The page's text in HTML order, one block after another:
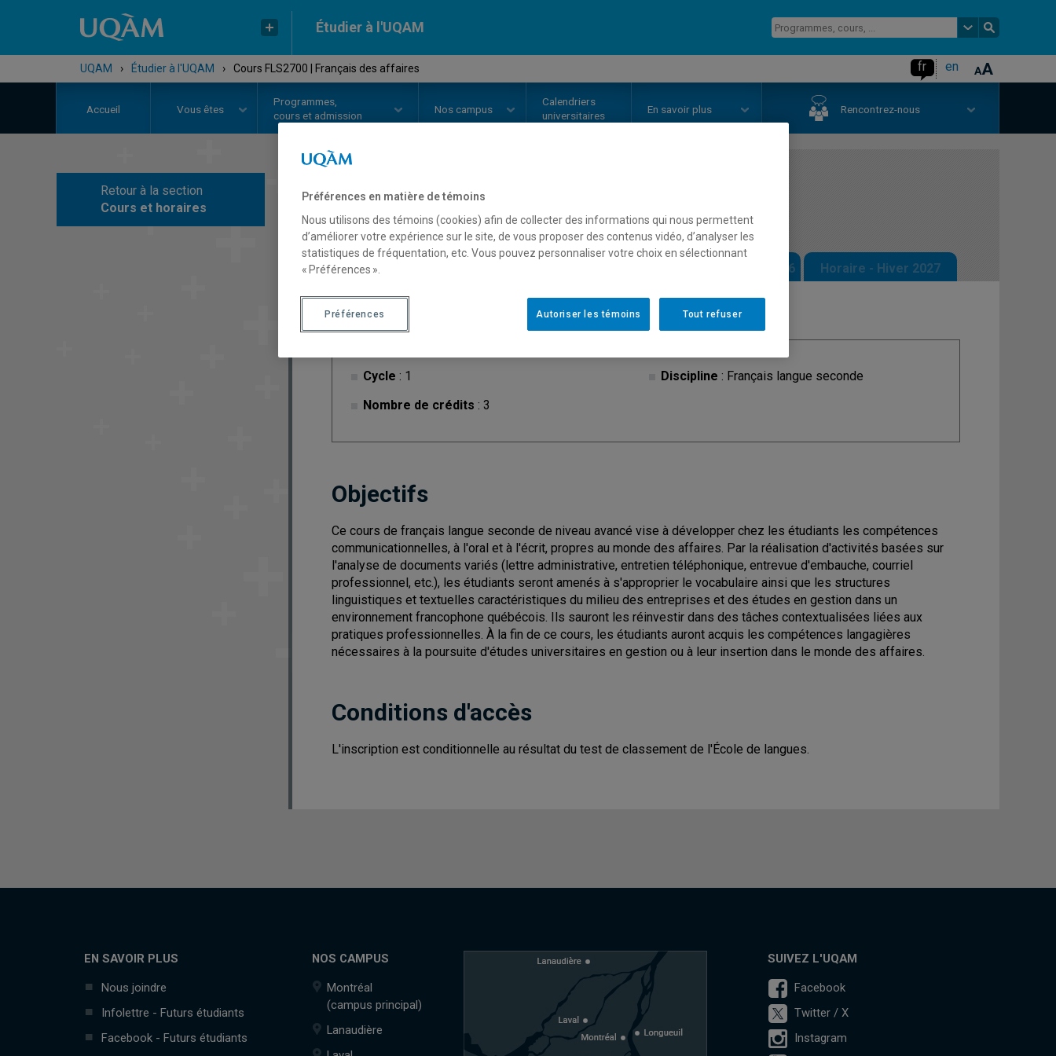
Étudier à l'UQAM
UQAM › Étudier à l'UQAM › Cours FLS2700 | Français des affaires fr en
Accueil Vous êtes
Programmes,
cours et admission
Nos campus
Calendriers
universitaires
En savoir plus Rencontrez-nous
Retour à la section
Cours et horaires
COURS// FLS2700
Description Horaire - Automne 2026 Horaire - Hiver 2027
Cycle : 1
Nombre de crédits : 3
Discipline : Français langue seconde
Objectifs
Ce cours de français langue seconde de niveau avancé vise à développer chez les étudiants les compétences
communicationnelles, à l'oral et à l'écrit, propres au monde des affaires. Par la réalisation d'activités basées sur
l'analyse de documents variés (lettre administrative, entretien téléphonique, entrevue d'embauche, courriel
professionnel, etc.), les étudiants seront amenés à s'approprier le vocabulaire ainsi que les structures
linguistiques et textuelles caractéristiques du milieu des entreprises et des études en gestion dans un
environnement francophone québécois. Ils sauront les réinvestir dans des tâches contextualisées liées aux
pratiques professionnelles. À la fin de ce cours, les étudiants auront acquis les compétences langagières
nécessaires à la poursuite d'études universitaires en gestion ou à leur insertion dans le monde des affaires.
Conditions d'accès
L'inscription est conditionnelle au résultat du test de classement de l'École de langues.
EN SAVOIR PLUS
Nous joindre
Infolettre - Futurs étudiants
Facebook - Futurs étudiants
NOS CAMPUS
Montréal
(campus principal)
Lanaudière
SUIVEZ L'UQAM
Facebook
Twitter / X
Instagram
Préférences en matière de témoins
Nous utilisons des témoins (cookies) afin de collecter des informations qui nous permettent
d’améliorer votre expérience sur le site, de vous proposer des contenus vidéo, d’analyser les
statistiques de fréquentation, etc. Vous pouvez personnaliser votre choix en sélectionnant
« Préférences ».
Tout refuser
Autoriser les témoins
Préférences